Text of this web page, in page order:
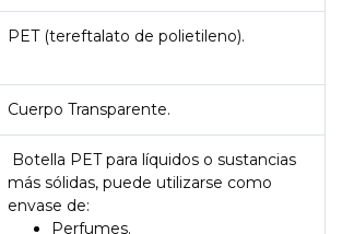
PET (tereftalato de polietileno).
Cuerpo Transparente.
Botella PET para líquidos o sustancias
más sólidas, puede utilizarse como
envase de:
Perfumes.